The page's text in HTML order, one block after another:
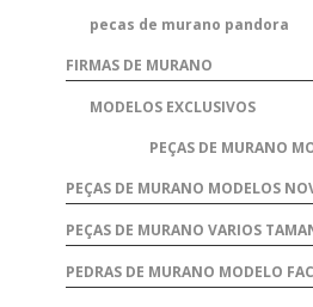
pecas de murano pandora
FIRMAS DE MURANO
MODELOS EXCLUSIVOS
PEÇAS DE MURANO
PEÇAS DE MURANO MODELOS
PEÇAS DE MURANO VARIOS
PEDRAS DE MURANO MODELO